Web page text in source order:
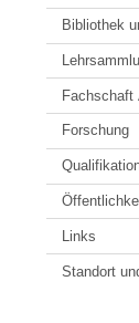
Bibliothek
Fachschaft
Forschung
Links
Standort